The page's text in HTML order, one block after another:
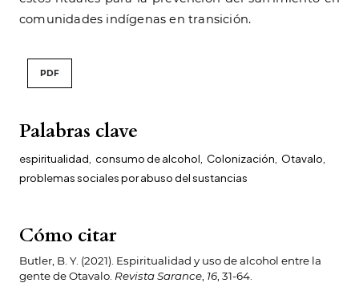
Palabras clave
espiritualidad consumo de alcohol Colonización Otavalo
problemas sociales por abuso del sustancias
Cómo citar
Butler, B. Y. (2021). Espiritualidad y uso de alcohol entre la
gente de Otavalo. Revista Sarance 16 , 31-64.
comunidades indígenas en transición.
PDF